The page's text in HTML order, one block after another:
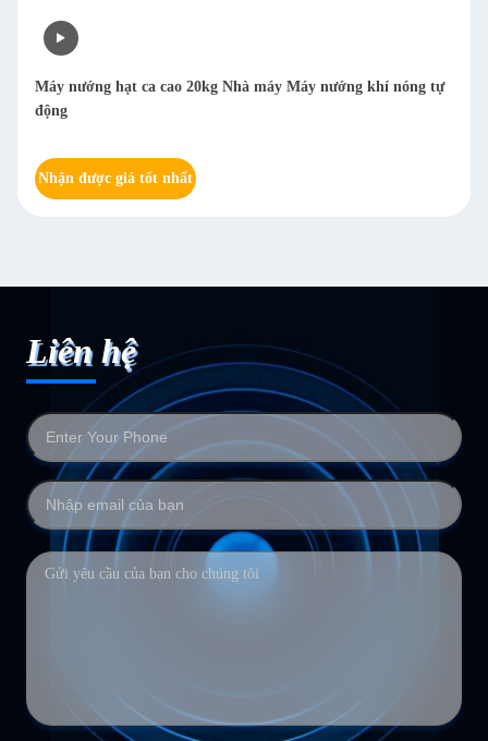
Máy nướng hạt ca cao 20kg Nhà máy Máy nướng khí nóng tự
động
Nhận được giá tốt nhất
Liên hệ